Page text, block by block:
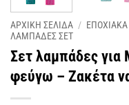
ΑΡΧΙΚΗ ΣΕΛΙΔΑ / ΕΠΟΧΙΑΚΑ
ΛΑΜΠΑΔΕΣ ΣΕΤ
Σετ λαμπάδες
φεύγω – Ζακέτα